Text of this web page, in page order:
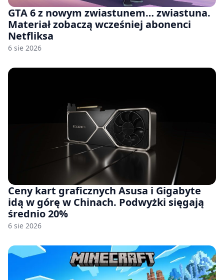
GTA 6 z nowym zwiastunem… zwiastuna.
Materiał zobaczą wcześniej abonenci
Netfliksa
6 sie 2026
Ceny kart graficznych Asusa i Gigabyte
idą w górę w Chinach. Podwyżki sięgają
średnio 20%
6 sie 2026